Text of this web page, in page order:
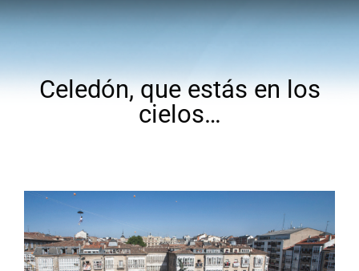
Celedón, que estás en los
cielos…